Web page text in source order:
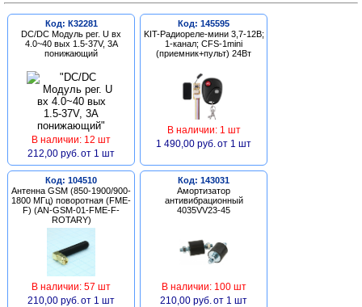
Код: К32281
DC/DC Модуль рег. U вх
4.0~40 вых 1.5-37V, 3A
понижающий
В наличии: 12 шт
212,00 руб. от 1 шт
Код: 145595
KIT-Радиореле-мини 3,7-12В;
1-канал; CFS-1mini
(приемник+пульт) 24Вт
В наличии: 1 шт
1 490,00 руб. от 1 шт
Код: 104510
Антенна GSM (850-1900/900-
1800 МГц) поворотная (FME-
F) (AN-GSM-01-FME-F-
ROTARY)
В наличии: 57 шт
210,00 руб. от 1 шт
Код: 143031
Амортизатор
антивибрационный
4035VV23-45
В наличии: 100 шт
210,00 руб. от 1 шт